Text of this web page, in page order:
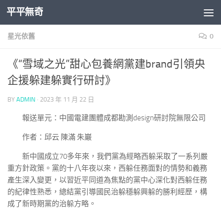
Skip to content
平平無奇
星光依舊 0
《“雪域之光”甜心包養網黨建brand引領央
企援躲建躲實行研討》
BY ADMIN · 2023 年 11 月 22 日
報送單元：中國電建團體成都勘測design研討院無限公司
作者：邱云 陳滿 朱巖
新中國成立70多年來，我們黨為經略西躲采取了一系列嚴
重方針政策。黨的十八年夜以來，西躲任務面對的情勢和義務
產生深入變更，以習近平同道為焦點的黨中心深化對西躲任務
的紀律性熟悉，總結黨引導國民治躲穩躲興躲的勝利經歷，構
成了新時期黨的治躲方略。